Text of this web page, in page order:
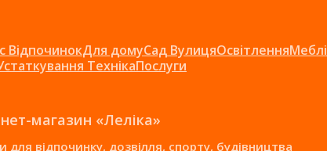
ВідпочинокДля домуСад ВулицяОсвітленняМеблі
ТехнікаПослуги
магазин «Леліка»
для відпочинку, дозвілля, спорту, будівництва